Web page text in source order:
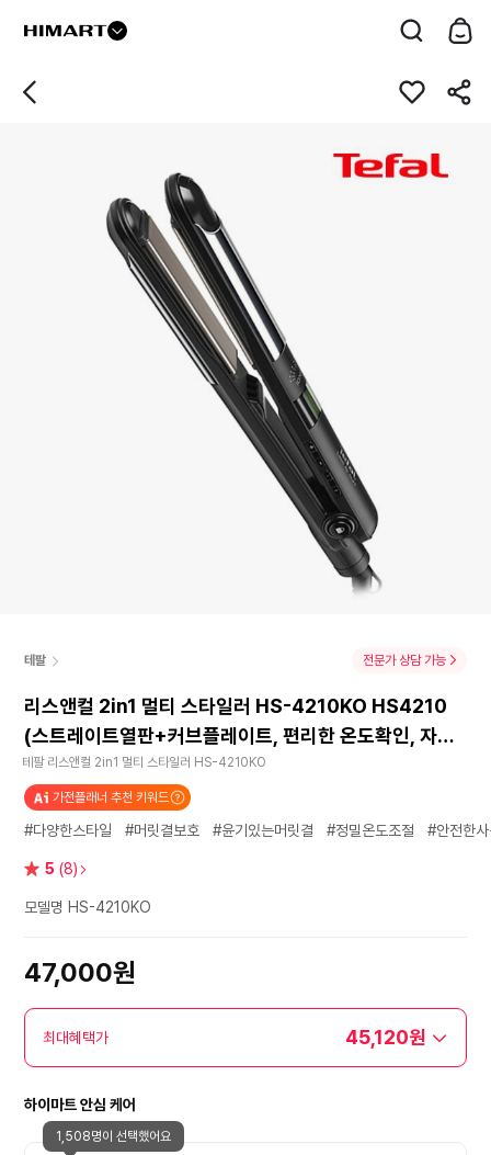
테팔 전문가 상담 가능
리스앤컬 2in1 멀티 스타일러 HS-4210KO HS4210
(스트레이트열판+커브플레이트, 편리한 온도확인, 자동
전원차단기능)
테팔 리스앤컬 2in1 멀티 스타일러 HS-4210KO
가전플래너 추천 키워드
#다양한스타일 #머릿결보호 #윤기있는머릿결 #정밀온도조절 #안전한
별 5 (8)
모델명 HS-4210KO
47,000원
최대혜택가 45,120원
하이마트 안심 케어
1,508명이 선택했어요